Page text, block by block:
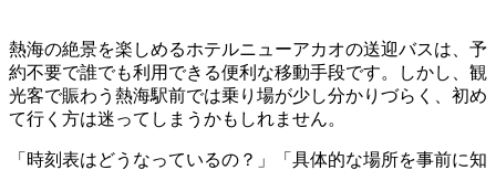
熱海の絶景を楽しめるホテルニューアカオの送迎バスは、予
約不要で誰でも利用できる便利な移動手段です。しかし、観
光客で賑わう熱海駅前では乗り場が少し分かりづらく、初め
て行く方は迷ってしまうかもしれません。
「時刻表はどうなっているの？」「具体的な場所を事前に知